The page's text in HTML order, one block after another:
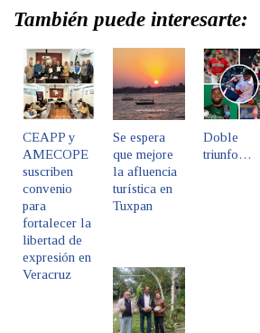
También puede interesarte:
CEAPP y
AMECOPE
suscriben
convenio
para
fortalecer la
libertad de
expresión en
Veracruz
Se espera
que mejore
la afluencia
turística en
Tuxpan
Doble
triunfo…